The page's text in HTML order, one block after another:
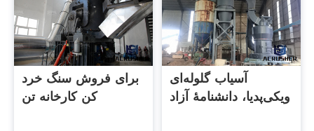
برای فروش سنگ خرد
کن کارخانه تن
آسیاب گلوله‌ای
ویکی‌پدیا، دانشنامهٔ آزاد